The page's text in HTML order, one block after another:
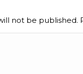
not be published.